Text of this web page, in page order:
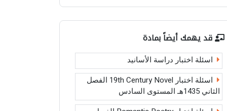
قد يهمك أيضاً بمادة
اسئلة اختبار دراسة الأسانيد
اسئلة اختبار 19th Century Novel الفصل
الثاني 1435هـ المستوى السادس